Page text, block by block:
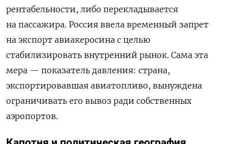
рентабельности, либо перекладывается
на пассажира. Россия ввела временный запрет
на экспорт авиакеросина с целью
стабилизировать внутренний рынок. Сама эта
мера — показатель давления: страна,
экспортировавшая авиатопливо, вынуждена
ограничивать его вывоз ради собственных
аэропортов.